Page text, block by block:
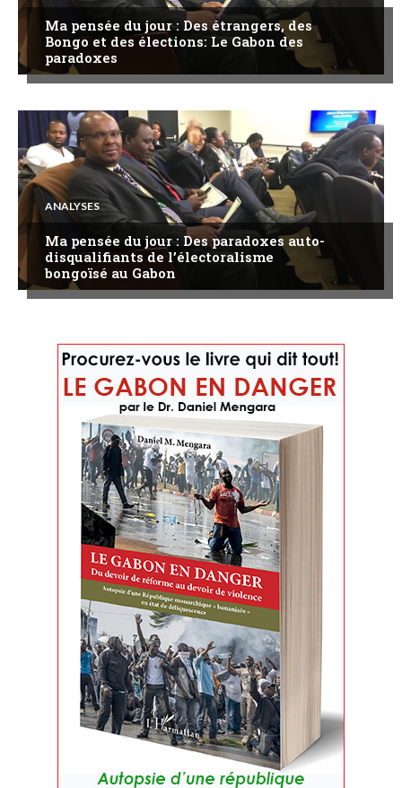
Ma pensée du jour : Des étrangers, des
Bongo et des élections: Le Gabon des
paradoxes
ANALYSES
Ma pensée du jour : Des paradoxes auto-
disqualifiants de l’électoralisme
bongoïsé au Gabon